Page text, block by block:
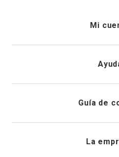
Mi
Historial de
Guía de
La